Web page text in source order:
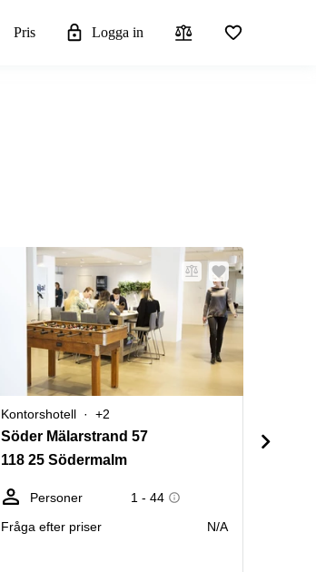
Pris Logga in
Kontorshotell +2
Söder Mälarstrand 57
118 25 Södermalm
Personer
1 - 44
Fråga efter priser
N/A